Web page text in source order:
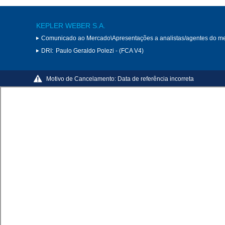
KEPLER WEBER S.A.
Comunicado ao Mercado\Apresentações a analistas/agentes do
DRI: Paulo Geraldo Polezi - (FCA V4)
Motivo de Cancelamento: Data de referência incorreta